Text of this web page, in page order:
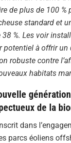
de plus de 100 %
standard et
%. Les voir
potentiel à offrir un
robuste contre
habitats
de la
dans
parcs éoliens